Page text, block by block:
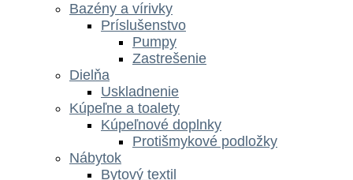
Bazény a vírivky
Príslušenstvo
Pumpy
Zastrešenie
Dielňa
Uskladnenie
Kúpeľne a toalety
Kúpeľnové doplnky
Protišmykové podložky
Nábytok
Bytový textil